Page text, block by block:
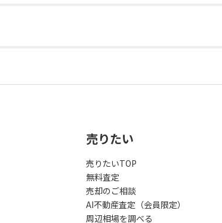
売りたい
売りたいTOP
無料査定
売却のご相談
AI不動産査定（会員限定）
周辺相場を調べる